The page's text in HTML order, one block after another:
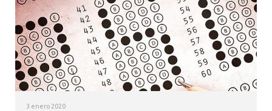
3 enero 2020